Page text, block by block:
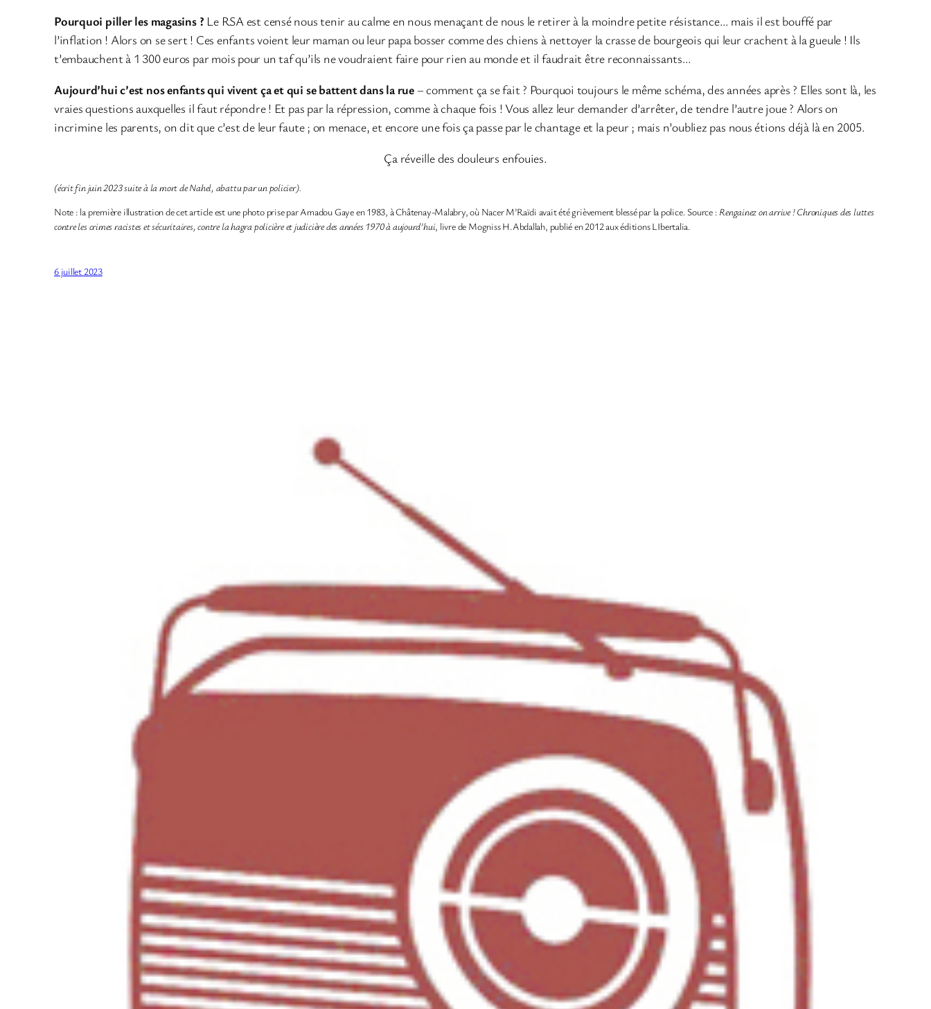
Pourquoi piller les magasins ? Le RSA est censé nous tenir au calme en nous menaçant de nous le retirer à la moindre petite résistance… mais il est bouffé par
l’inflation ! Alors on se sert ! Ces enfants voient leur maman ou leur papa bosser comme des chiens à nettoyer la crasse de bourgeois qui leur crachent à la gueule ! Ils
t’embauchent à 1 300 euros par mois pour un taf qu’ils ne voudraient faire pour rien au monde et il faudrait être reconnaissants…
Aujourd’hui c’est nos enfants qui vivent ça et qui se battent dans la rue– comment ça se fait ? Pourquoi toujours le même schéma, des années après ? Elles sont là, les
vraies questions auxquelles il faut répondre ! Et pas par la répression, comme à chaque fois ! Vous allez leur demander d’arrêter, de tendre l’autre joue ? Alors on
incrimine les parents, on dit que c’est de leur faute ; on menace, et encore une fois ça passe par le chantage et la peur ; mais n’oubliez pas nous étions déjà là en 2005.
Ça réveille des douleurs enfouies.
(écrit fin juin 2023 suite à la mort de Nahel, abattu par un policier).
Note : la première illustration de cet article est une photo prise par Amadou Gaye en 1983, à Châtenay-Malabry, où Nacer M’Raïdi avait été grièvement blessé par la police. Source : Rengainez on arrive ! Chroniques des luttes
contre les crimes racistes et sécuritaires, contre la hagra policière et judicière des années 1970 à aujourd’hui, livre de Mogniss H.Abdallah, publié en 2012 aux éditions LIbertalia.
6 juillet 2023